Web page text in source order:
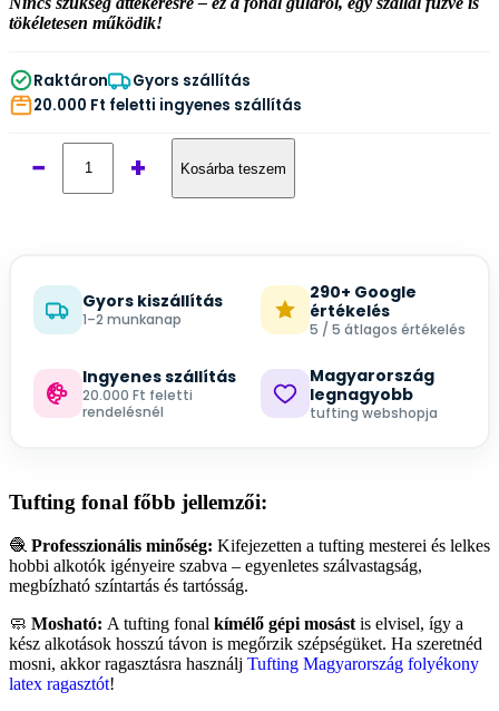
tökéletesen működik!
Raktáron
Gyors szállítás
20.000 Ft feletti ingyenes szállítás
− + Kosárba teszem
Gyors kiszállítás
1–2 munkanap
290+ Google
értékelés
5 / 5 átlagos értékelés
Ingyenes szállítás
20.000 Ft feletti
rendelésnél
Magyarország
legnagyobb
tufting webshopja
Tufting fonal főbb jellemzői:
🧶 Professzionális minőség: Kifejezetten a tufting mesterei és lelkes
hobbi alkotók igényeire szabva – egyenletes szálvastagság,
megbízható színtartás és tartósság.
🧼 Mosható: A tufting fonal kímélő gépi mosást is elvisel, így a
kész alkotások hosszú távon is megőrzik szépségüket. Ha szeretnéd
mosni, akkor ragasztásra használj Tufting Magyarország folyékony
latex ragasztót!